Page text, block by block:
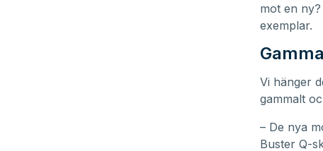
mot en
exemplar.
Vi hänger
gammalt
– De nya
Buster Q-